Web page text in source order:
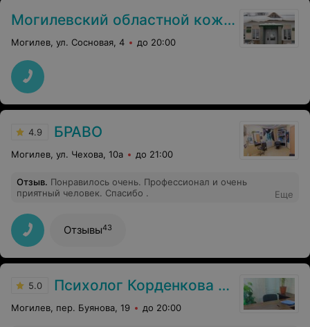
Причина,по которой я обратился к Марине,исчезла и
проблема ушла! Спасибо!
Могилевский областной кожно-венерологический диспансер
Могилев, ул. Сосновая, 4 до 20:00
4.9 БРАВО
Могилев, ул. Чехова, 10а до 21:00
Отзыв. Понравилось очень. Профессионал и очень
приятный человек. Спасибо .
Еще
Отзывы43
5.0 Психолог Корденкова Лариса
Могилев, пер. Буянова, 19 до 20:00